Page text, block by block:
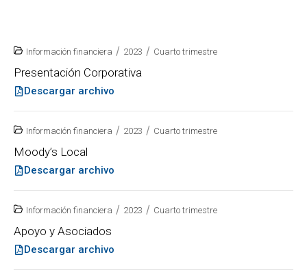
Información financiera / 2023 / Cuarto trimestre
Presentación Corporativa
Descargar archivo
Información financiera / 2023 / Cuarto trimestre
Moody’s Local
Descargar archivo
Información financiera / 2023 / Cuarto trimestre
Apoyo y Asociados
Descargar archivo